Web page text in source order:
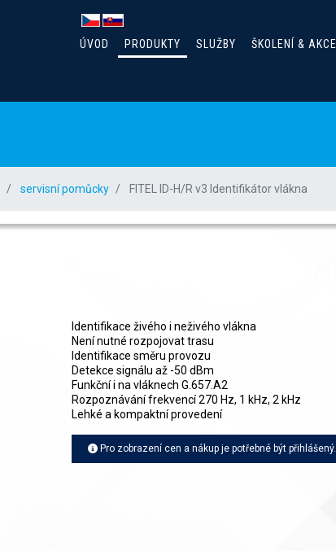
ÚVOD
PRODUKTY SLUŽBY ŠKOLENÍ & AKCE
servisní pomůcky FITEL ID-H/R v3 Identifikátor vlákna
Identifikace živého i neživého vlákna
Není nutné rozpojovat trasu
Identifikace směru provozu
Detekce signálu až -50 dBm
Funkční i na vláknech G.657.A2
Rozpoznávání frekvencí 270 Hz, 1 kHz, 2 kHz
Lehké a kompaktní provedení
Pro zobrazení cen a nákup je potřebné být přihlášený.